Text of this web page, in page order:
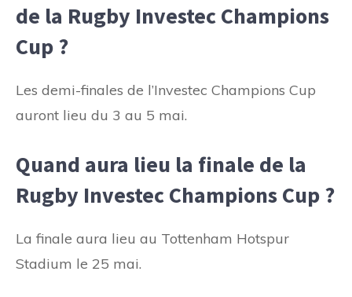
de la Rugby Investec Champions
Cup ?
Les demi-finales de l’Investec Champions Cup
auront lieu du 3 au 5 mai.
Quand aura lieu la finale de la
Rugby Investec Champions Cup ?
La finale aura lieu au Tottenham Hotspur
Stadium le 25 mai.